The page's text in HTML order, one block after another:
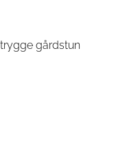
gårdstun